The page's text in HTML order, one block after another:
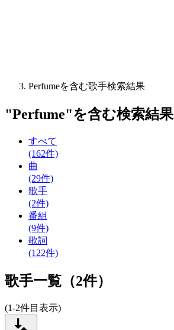
Perfumeを含む歌手検索結果
"Perfume"を含む検索結果
すべて
(162件)
曲
(29件)
歌手
(2件)
番組
(9件)
歌詞
(122件)
歌手一覧（2件）
(1-2件目表示)